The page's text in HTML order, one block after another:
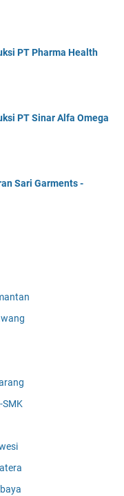
PT Pharma Health
PT Sinar Alfa Omega
Sari Garments -
SMK